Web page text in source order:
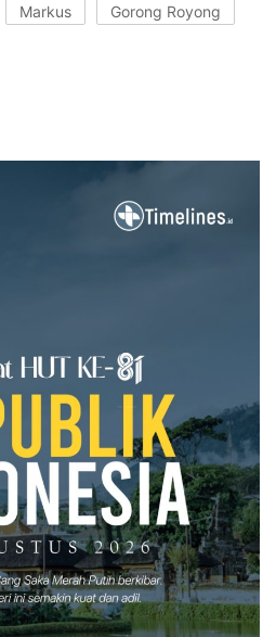
Markus Gorong Royong